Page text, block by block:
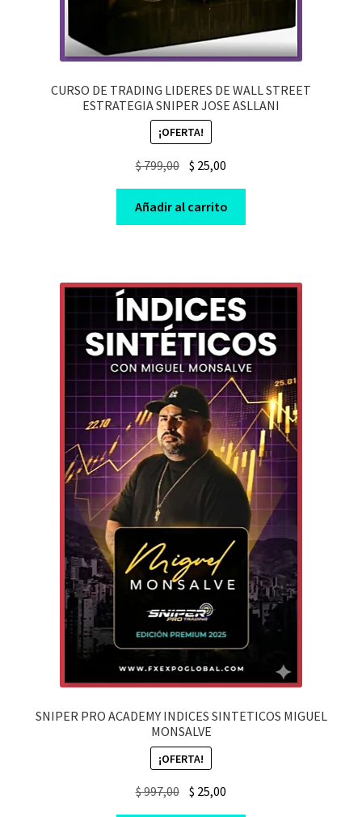
CURSO DE TRADING LIDERES DE WALL STREET
ESTRATEGIA SNIPER JOSE ASLLANI
¡OFERTA!
$799,00 Original
price
was:
$ 799,00.
$ 25,00
price
is:
$ 25,00.
Añadir al carrito
SNIPER PRO ACADEMY INDICES SINTETICOS MIGUEL
MONSALVE
¡OFERTA!
$997,00 Original
price
$ 25,00
price